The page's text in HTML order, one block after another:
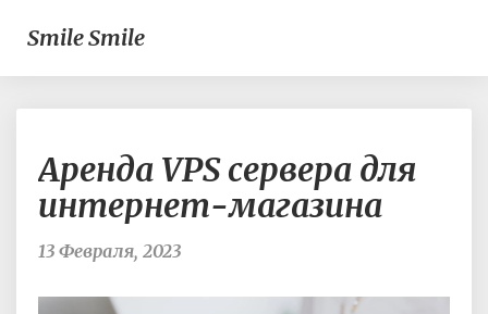
Smile Smile
VPS
сервера
для
Аренда VPS сервера для
интернет-магазина
13 Февраля, 2023